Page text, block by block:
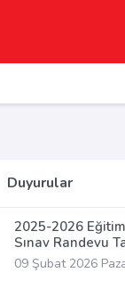
Duyurular
2025-2026
Sınav Randevu
09 Şubat 2026